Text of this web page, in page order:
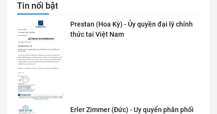
Tin nổi bật
Prestan (Hoa Kỳ) - Ủy quyền đại lý chính
thức tai Việt Nam
Erler Zimmer (Đức) - Uy quyển phân phối